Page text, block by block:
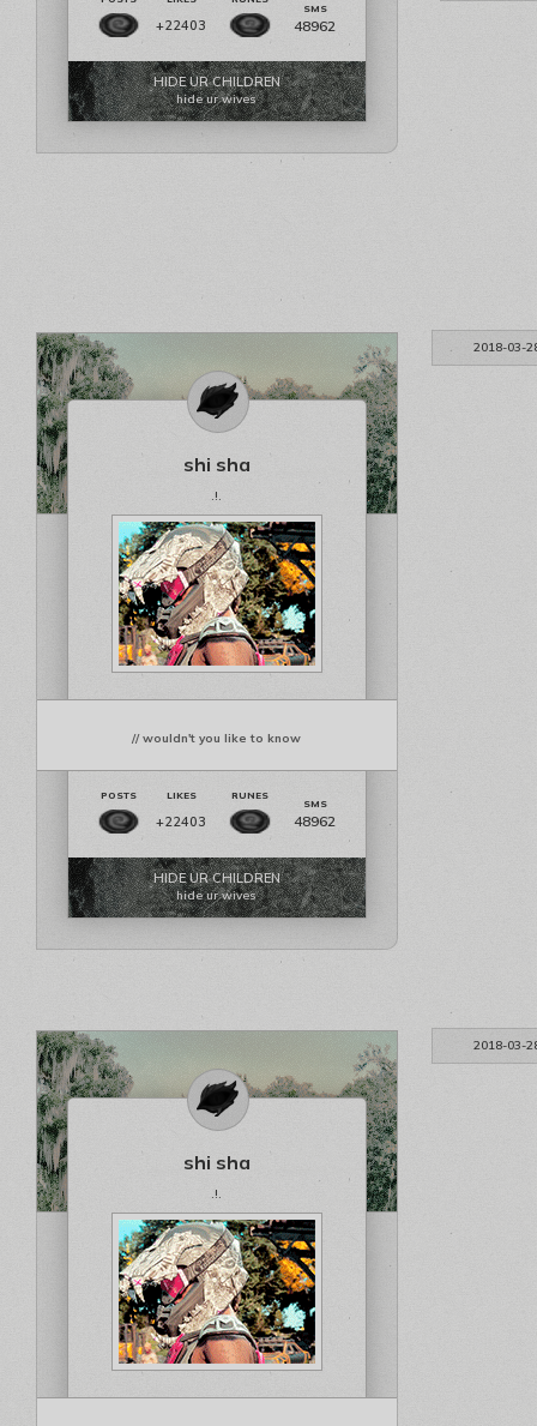
+22403 48962
HIDE UR CHILDREN
hide ur wives
2018-03-
shi sha
.!.
// wouldn't you like to know
+22403 48962
HIDE UR CHILDREN
hide ur wives
2018-03-
shi sha
.!.